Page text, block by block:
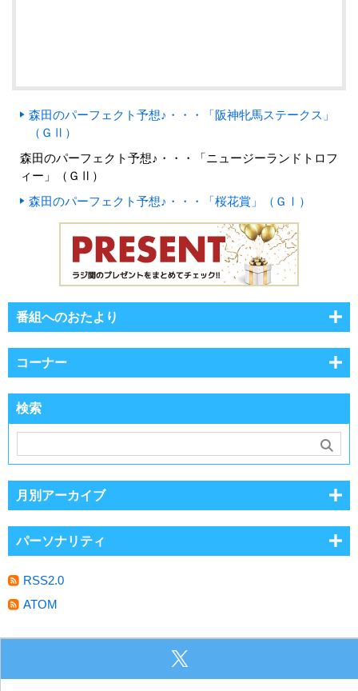
森田のパーフェクト予想♪・・・「阪神牝馬ステークス」
（ＧⅡ）
森田のパーフェクト予想♪・・・「ニュージーランドトロフ
ィー」（ＧⅡ）
森田のパーフェクト予想♪・・・「桜花賞」（ＧⅠ）
番組へのおたより
コーナー
検索
月別アーカイブ
パーソナリティ
RSS2.0
ATOM